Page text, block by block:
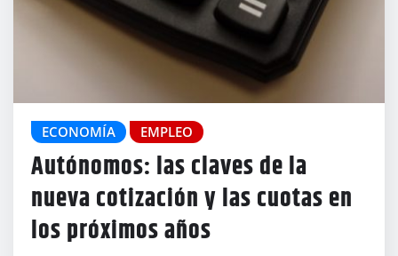
ECONOMÍA EMPLEO
Autónomos: las claves de la
nueva cotización y las cuotas en
los próximos años